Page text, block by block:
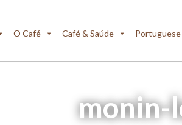
O Café Café & Saúde
monin-